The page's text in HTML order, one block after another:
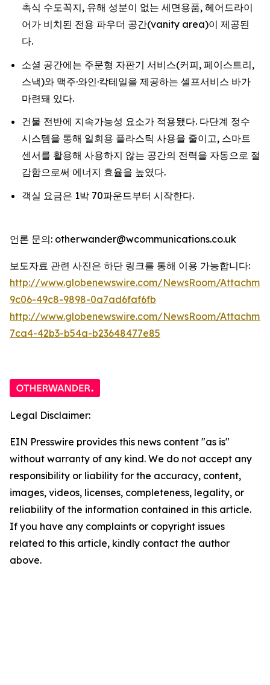
촉식 수도꼭지, 유해 성분이 없는 세면용품, 헤어드라이
어가 비치된 전용 파우더 공간(vanity area)이 제공된
다.
소셜 공간에는 주문형 자판기 서비스(커피, 페이스트리,
스낵)와 맥주·와인·칵테일을 제공하는 셀프서비스 바가
마련돼 있다.
건물 전반에 지속가능성 요소가 적용됐다. 다단계 정수
시스템을 통해 일회용 플라스틱 사용을 줄이고, 스마트
센서를 활용해 사용하지 않는 공간의 전력을 자동으로 절
감함으로써 에너지 효율을 높였다.
객실 요금은 1박 70파운드부터 시작한다.
언론 문의: otherwander@wcommunications.co.uk
보도자료 관련 사진은 하단 링크를 통해 이용 가능합니다:
http://www.globenewswire.com/NewsRoom/
9c06-49c8-9898-0a7ad6faf6fb
http://www.globenewswire.com/NewsRoom/
7ca4-42b3-b54a-b23648477e85
Legal Disclaimer:
EIN Presswire provides this news content "as is"
without warranty of any kind. We do not accept any
responsibility or liability for the accuracy, content,
images, videos, licenses, completeness, legality, or
reliability of the information contained in this article.
If you have any complaints or copyright issues
related to this article, kindly contact the author
above.